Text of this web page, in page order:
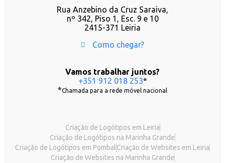
Rua Anzebino da Cruz Saraiva,
nº 342, Piso 1, Esc. 9 e 10
2415-371 Leiria
Como chegar?
Vamos trabalhar juntos?
+351 912 018 253*
*Chamada para a rede móvel nacional
Criação de Logótipos em Leiria
Criação de Logótipos na Marinha Grande
Criação de Logótipos em PombalCriação de Websites em Leiria
Criação de Websites na Marinha Grande